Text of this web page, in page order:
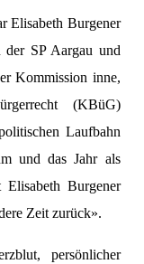
Elisabeth Burgener
SP Aargau und
Kommission inne,
(KBüG)
Laufbahn
und das Jahr als
Elisabeth Burgener
Zeit zurück».
persönlicher